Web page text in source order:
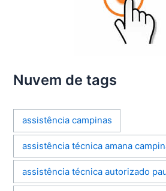
Nuvem de tags
assistência campinas
assistência técnica amana
assistência técnica autorizado